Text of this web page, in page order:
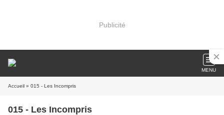
Publicité
MENU
Accueil » 015 - Les Incompris
015 - Les Incompris